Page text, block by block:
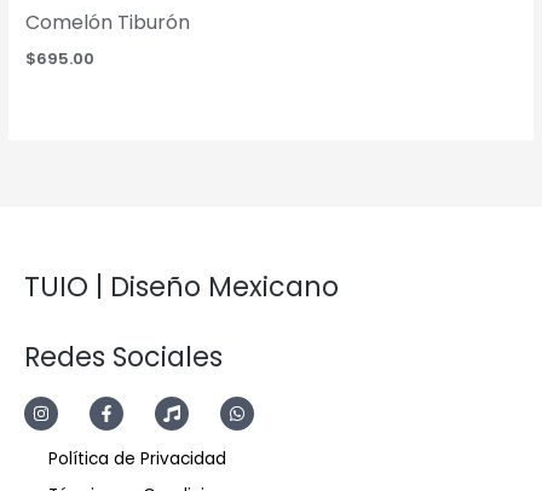
Comelón Tiburón
$695.00
TUIO | Diseño Mexicano
Redes Sociales
Política de Privacidad